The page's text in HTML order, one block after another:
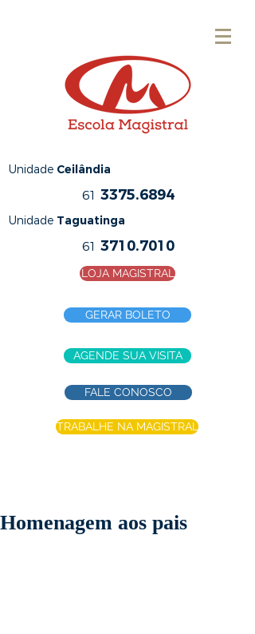
Unidade Ceilândia
61 3375.6894
Unidade Taguatinga
61 3710.7010
LOJA MAGISTRAL
GERAR BOLETO
AGENDE SUA VISITA
FALE CONOSCO
TRABALHE NA MAGISTRAL
Homenagem aos pais